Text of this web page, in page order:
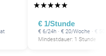
★★★★★
€ 1/Stunde
€ 6/24h · € 20/Woche · €
Mindestdauer: 1 Stunde